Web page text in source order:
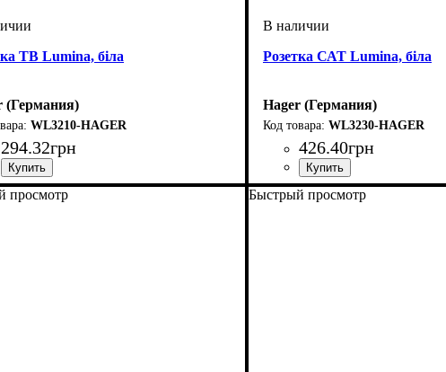
ТВ Lumina, біла
(Германия)
WL3210-HAGER
294.32грн
: Розетки
: Lumina
Белый
Розетка САТ Lumina, біла
Hager (Германия)
WL3230-HAGER
426.40грн
Тип электрофурнитуры:
Серия: Lumina
Цвет: Белый
просмотр Быстрый просмотр